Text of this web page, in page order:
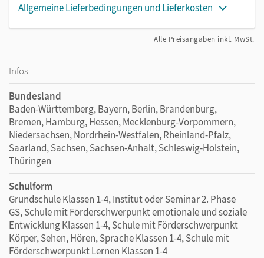
Allgemeine Lieferbedingungen und Lieferkosten
Alle Preisangaben inkl. MwSt.
Infos
Bundesland
Baden-Württemberg, Bayern, Berlin, Brandenburg,
Bremen, Hamburg, Hessen, Mecklenburg-Vorpommern,
Niedersachsen, Nordrhein-Westfalen, Rheinland-Pfalz,
Saarland, Sachsen, Sachsen-Anhalt, Schleswig-Holstein,
Thüringen
Schulform
Grundschule Klassen 1-4, Institut oder Seminar 2. Phase
GS, Schule mit Förderschwerpunkt emotionale und soziale
Entwicklung Klassen 1-4, Schule mit Förderschwerpunkt
Körper, Sehen, Hören, Sprache Klassen 1-4, Schule mit
Förderschwerpunkt Lernen Klassen 1-4